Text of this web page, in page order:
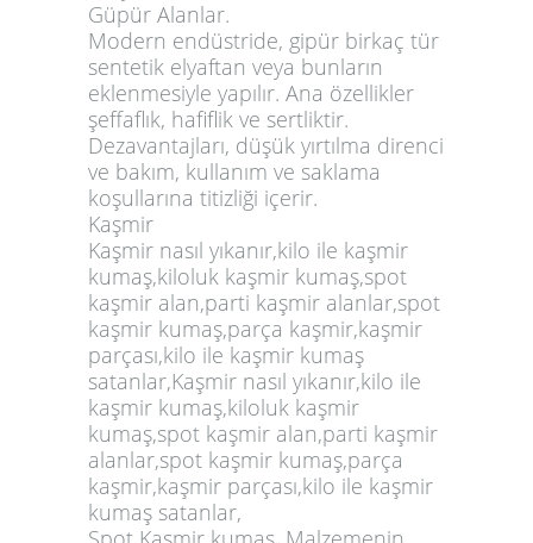
Güpür Alanlar.
Modern endüstride, gipür birkaç tür
sentetik elyaftan veya bunların
eklenmesiyle yapılır. Ana özellikler
şeffaflık, hafiflik ve sertliktir.
Dezavantajları, düşük yırtılma direnci
ve bakım, kullanım ve saklama
koşullarına titizliği içerir.
Kaşmir
Kaşmir nasıl yıkanır,kilo ile kaşmir
kumaş,kiloluk kaşmir kumaş,spot
kaşmir alan,parti kaşmir alanlar,spot
kaşmir kumaş,parça kaşmir,kaşmir
parçası,kilo ile kaşmir kumaş
satanlar,Kaşmir nasıl yıkanır,kilo ile
kaşmir kumaş,kiloluk kaşmir
kumaş,spot kaşmir alan,parti kaşmir
alanlar,spot kaşmir kumaş,parça
kaşmir,kaşmir parçası,kilo ile kaşmir
kumaş satanlar,